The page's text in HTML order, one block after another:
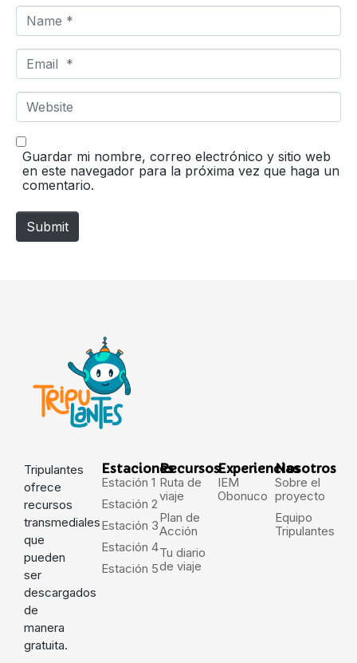
N
m
eE
a
i
*
W
b
s
Guardar mi nombre, correo electrónico y sitio web
en este navegador para la próxima vez que haga un
comentario.
Submit
Tripulantes
ofrece
recursos
transmediales
que
pueden
ser
descargados
de
manera
gratuita.
Estaciones
Estación 1
Estación 2
Estación 3
Estación 4
Estación 5
Recursos
Ruta de
viaje
Plan de
Acción
Tu diario
de viaje
Experiencias
IEM
Obonuco
Nosotros
Sobre el
proyecto
Equipo
Tripulantes